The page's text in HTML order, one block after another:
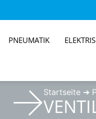
PNEUMATIK
Startseite➔